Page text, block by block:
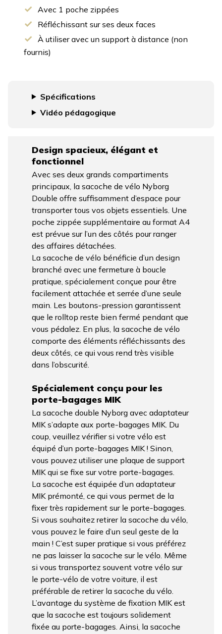
Avec 1 poche zippées
Réfléchissant sur ses deux faces
À utiliser avec un support à distance (non
fournis)
Spécifications
Vidéo pédagogique
Design spacieux, élégant et
fonctionnel
Avec ses deux grands compartiments
principaux, la sacoche de vélo Nyborg
Double offre suffisamment d’espace pour
transporter tous vos objets essentiels. Une
poche zippée supplémentaire au format A4
est prévue sur l’un des côtés pour ranger
des affaires détachées.
La sacoche de vélo bénéficie d’un design
branché avec une fermeture à boucle
pratique, spécialement conçue pour être
facilement attachée et serrée d’une seule
main. Les boutons-pression garantissent
que le rolltop reste bien fermé pendant que
vous pédalez. En plus, la sacoche de vélo
comporte des éléments réfléchissants des
deux côtés, ce qui vous rend très visible
dans l’obscurité.
Spécialement conçu pour les
porte-bagages MIK
La sacoche double Nyborg avec adaptateur
MIK s’adapte aux porte-bagages MIK. Du
coup, veuillez vérifier si votre vélo est
équipé d’un porte-bagages MIK ! Sinon,
vous pouvez utiliser une plaque de support
MIK qui se fixe sur votre porte-bagages.
La sacoche est équipée d’un adaptateur
MIK prémonté, ce qui vous permet de la
fixer très rapidement sur le porte-bagages.
Si vous souhaitez retirer la sacoche du vélo,
vous pouvez le faire d’un seul geste de la
main ! C’est super pratique si vous préférez
ne pas laisser la sacoche sur le vélo. Même
si vous transportez souvent votre vélo sur
le porte-vélo de votre voiture, il est
préférable de retirer la sacoche du vélo.
L’avantage du système de fixation MIK est
que la sacoche est toujours solidement
fixée au porte-bagages. Ainsi, la sacoche